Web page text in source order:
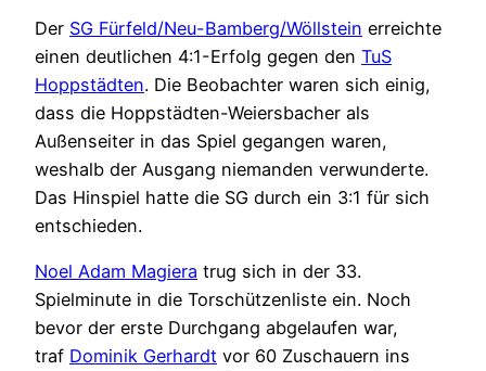
Der SG Fürfeld/Neu-Bamberg/Wöllstein erreichte
einen deutlichen 4:1-Erfolg gegen den TuS
Hoppstädten. Die Beobachter waren sich einig,
dass die Hoppstädten-Weiersbacher als
Außenseiter in das Spiel gegangen waren,
weshalb der Ausgang niemanden verwunderte.
Das Hinspiel hatte die SG durch ein 3:1 für sich
entschieden.
Noel Adam Magiera trug sich in der 33.
Spielminute in die Torschützenliste ein. Noch
bevor der erste Durchgang abgelaufen war,
traf Dominik Gerhardt vor 60 Zuschauern ins